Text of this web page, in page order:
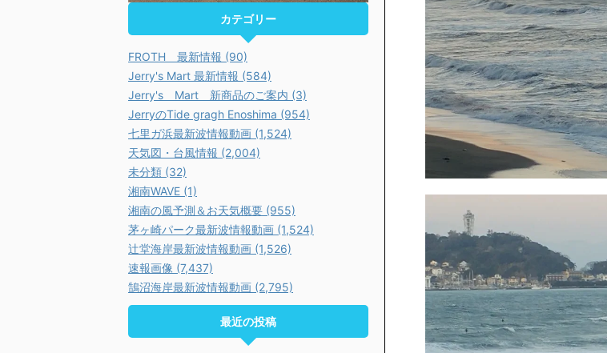
カテゴリー
FROTH 最新情報 (90)
Jerry's Mart 最新情報 (584)
Jerry's Mart 新商品のご案内 (3)
JerryのTide gragh Enoshima (954)
七里ガ浜最新波情報動画 (1,524)
天気図・台風情報 (2,004)
未分類 (32)
湘南WAVE (1)
湘南の風予測＆お天気概要 (955)
茅ヶ崎パーク最新波情報動画 (1,524)
辻堂海岸最新波情報動画 (1,526)
速報画像 (7,437)
鵠沼海岸最新波情報動画 (2,795)
最近の投稿